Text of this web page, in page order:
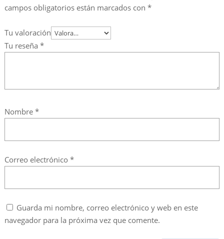
campos obligatorios están marcados con *
Tu valoración
Tu reseña *
Nombre *
Correo electrónico *
Guarda mi nombre, correo electrónico y web en este
navegador para la próxima vez que comente.